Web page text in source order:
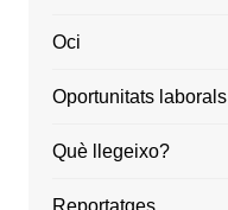
Oci
Oportunitats laborals
Què llegeixo?
Reportatges